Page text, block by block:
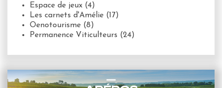
Espace de jeux (4)
Les carnets d'Amélie (17)
Oenotourisme (8)
Permanence Viticulteurs (24)